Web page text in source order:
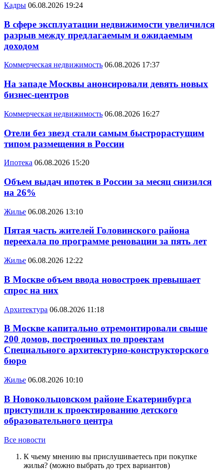
Кадры 06.08.2026 19:24
В сфере эксплуатации недвижимости увеличился
разрыв между предлагаемым и ожидаемым
доходом
Коммерческая недвижимость 06.08.2026 17:37
На западе Москвы анонсировали девять новых
бизнес-центров
Коммерческая недвижимость 06.08.2026 16:27
Отели без звезд стали самым быстрорастущим
типом размещения в России
Ипотека 06.08.2026 15:20
Объем выдач ипотек в России за месяц снизился
на 26%
Жилье 06.08.2026 13:10
Пятая часть жителей Головинского района
переехала по программе реновации за пять лет
Жилье 06.08.2026 12:22
В Москве объем ввода новостроек превышает
спрос на них
Архитектура 06.08.2026 11:18
В Москве капитально отремонтировали свыше
200 домов, построенных по проектам
Специального архитектурно-конструкторского
бюро
Жилье 06.08.2026 10:10
В Новокольцовском районе Екатеринбурга
приступили к проектированию детского
образовательного центра
Все новости
К чьему мнению вы прислушиваетесь при покупке
жилья? (можно выбрать до трех вариантов)